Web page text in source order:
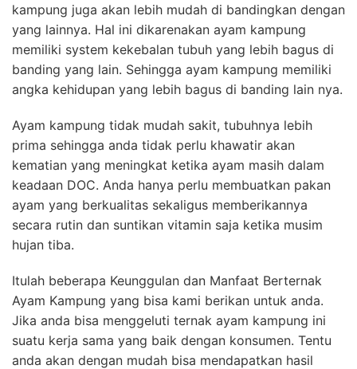
kampung juga akan lebih mudah di bandingkan dengan
yang lainnya. Hal ini dikarenakan ayam kampung
memiliki system kekebalan tubuh yang lebih bagus di
banding yang lain. Sehingga ayam kampung memiliki
angka kehidupan yang lebih bagus di banding lain nya.
Ayam kampung tidak mudah sakit, tubuhnya lebih
prima sehingga anda tidak perlu khawatir akan
kematian yang meningkat ketika ayam masih dalam
keadaan DOC. Anda hanya perlu membuatkan pakan
ayam yang berkualitas sekaligus memberikannya
secara rutin dan suntikan vitamin saja ketika musim
hujan tiba.
Itulah beberapa Keunggulan dan Manfaat Berternak
Ayam Kampung yang bisa kami berikan untuk anda.
Jika anda bisa menggeluti ternak ayam kampung ini
suatu kerja sama yang baik dengan konsumen. Tentu
anda akan dengan mudah bisa mendapatkan hasil